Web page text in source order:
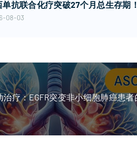
单抗联合化疗突破27个月总生存期
08-03
疗：EGFR突变非小细胞肺癌患